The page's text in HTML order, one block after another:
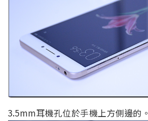
3.5mm耳機孔位於手機上方側邊的。